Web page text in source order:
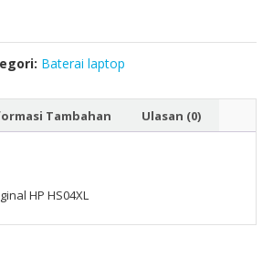
Baterai laptop
Tambahan Ulasan (0)
HP HS04XL